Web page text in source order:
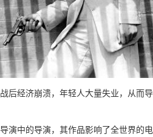
后经济崩溃，年轻人大量失业，从而
演中的导演，其作品影响了全世界的